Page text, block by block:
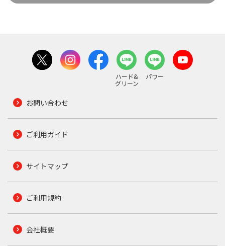
ハード&
グリーン
パワー
お問い合わせ
ご利用ガイド
サイトマップ
ご利用規約
会社概要